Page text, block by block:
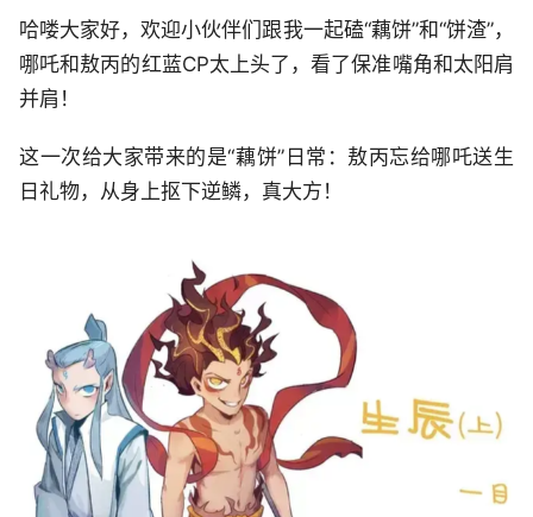
哈喽大家好，欢迎小伙伴们跟我一起磕“藕饼”和“饼渣”，
哪吒和敖丙的红蓝CP太上头了，看了保准嘴角和太阳肩
并肩！
这一次给大家带来的是“藕饼”日常：敖丙忘给哪吒送生
日礼物，从身上抠下逆鳞，真大方！